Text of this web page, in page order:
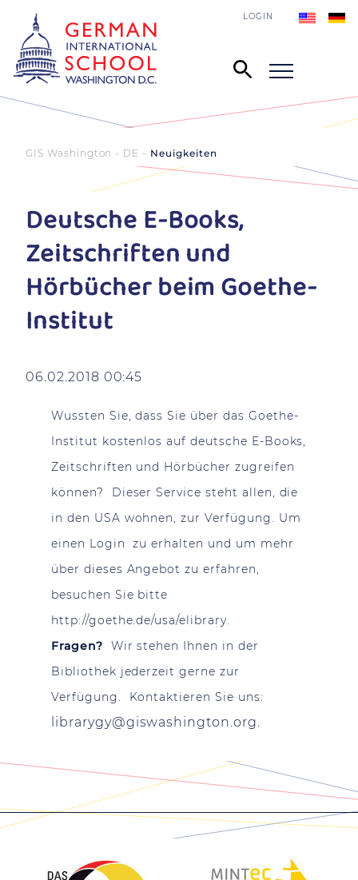
LOGIN
GIS Washington - DE Neuigkeiten
Deutsche E-Books,
Zeitschriften und
Hörbücher beim Goethe-
Institut
06.02.2018 00:45
Wussten Sie, dass Sie über das Goethe-
Institut kostenlos auf deutsche E-Books,
Zeitschriften und Hörbücher zugreifen
können? Dieser Service steht allen, die
in den USA wohnen, zur Verfügung. Um
einen Login zu erhalten und um mehr
über dieses Angebot zu erfahren,
besuchen Sie bitte
http://goethe.de/usa/elibrary.
Fragen? Wir stehen Ihnen in der
Bibliothek jederzeit gerne zur
Verfügung. Kontaktieren Sie uns:
librarygy@giswashington.org.